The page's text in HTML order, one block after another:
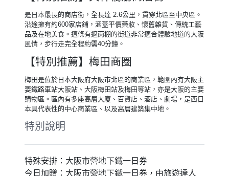
SARASA HOTEL Shin-Osaka 或 SARASA
HOTEL 心齋橋 SARASA HOTEL
Shinsaibashi 或 SARASA HOTEL 難波
SARASA HOTEL Namba 或 大阪新今宮萬
豪城市快捷酒店 City Express By Marriott
Osaka Shin-Imamiya 或 城市快捷 by 萬豪
大阪難波南 City Express by Marriott Osaka
Namba-Minami 或同等級
【特別贈送】大阪市營地下鐵一日券
乘9條大阪地鐵路線與大阪市巴士指定路線，前往指定合作地
點還享有門票折扣優惠，也是自由行不可或缺的一張交通票